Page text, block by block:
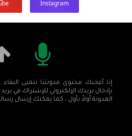
Instagram
إذا أعجبك محتوى مدونتنا نتمنى
بإدخال بريدك الإلكتروني للإشتراك في
المدونة أولاً بأول ، كما يمكنك إرسال